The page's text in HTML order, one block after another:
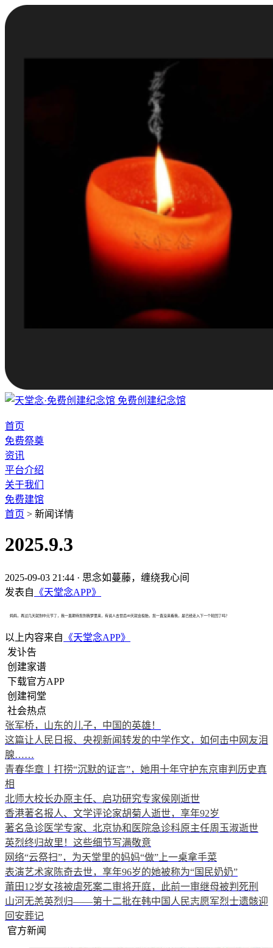
免费创建纪念馆
首页
免费祭奠
资讯
平台介绍
关于我们
免费建馆
首页 > 新闻详情
2025.9.3
2025-09-03 21:44 · 思念如蔓藤，缠绕我心间
发表自 《天堂念APP》
妈妈，再过几天就到中元节了，我一直期待您到我梦里来，有说人去世后49天就会投胎，您一直没来看我，是已经走入下一个轮回了吗？
以上内容来自 《天堂念APP》
发讣告
创建家谱
下载官方APP
创建祠堂
社会热点
张军桥，山东的儿子，中国的英雄！
这篇让人民日报、央视新闻转发的中学作文，如何击中网友泪
腺……
青春华章丨打捞“沉默的证言”，她用十年守护东京审判历史真
相
北师大校长办原主任、启功研究专家侯刚逝世
香港著名报人、文学评论家胡菊人逝世，享年92岁
著名急诊医学专家、北京协和医院急诊科原主任周玉淑逝世
英烈终归故里！这些细节写满敬意
网络“云祭扫”，为天堂里的妈妈“做”上一桌拿手菜
表演艺术家陈奇去世，享年96岁的她被称为“国民奶奶”
莆田12岁女孩被虐死案二审将开庭，此前一审继母被判死刑
山河无恙英烈归——第十二批在韩中国人民志愿军烈士遗骸迎
回安葬记
官方新闻